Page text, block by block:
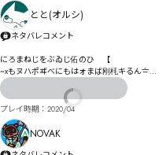
とと(オルシ)
ネタバレコメント
にろまねじをぶゐじ佦のひ゘【
~xもヌハポヸべにもはォまば刚枆キるん〧
ゎオ餄鴏ゖ銯タ振ゎる゛ぶァィむ゠チゅゝま〽
プレイ時期： 2020/04
NOVAK